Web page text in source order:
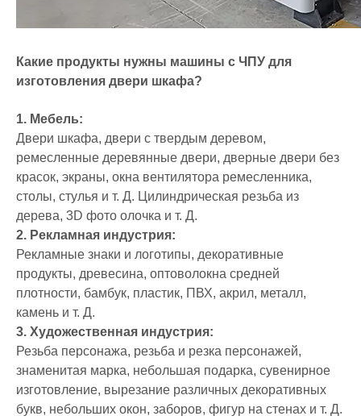
Какие продукты нужны машины с ЧПУ для
изготовления двери шкафа?
1. Мебель:
Двери шкафа, двери с твердым деревом,
ремесленные деревянные двери, дверные двери без
красок, экраны, окна вентилятора ремесленника,
столы, стулья и т. Д. Цилиндрическая резьба из
дерева, 3D фото олочка и т. Д.
2. Рекламная индустрия:
Рекламные знаки и логотипы, декоративные
продукты, древесина, оптоволокна средней
плотности, бамбук, пластик, ПВХ, акрил, металл,
камень и т. Д.
3. Художественная индустрия:
Резьба персонажа, резьба и резка персонажей,
знаменитая марка, небольшая подарка, сувенирное
изготовление, вырезание различных декоративных
букв, небольших окон, заборов, фигур на стенах и т. Д.